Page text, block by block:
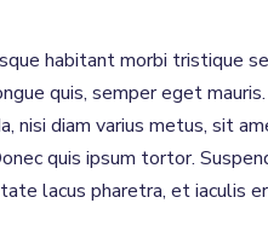
habitant morbi tristique
quis, semper eget
nisi diam varius metus, sit
quis ipsum tortor.
lacus pharetra, et iaculis